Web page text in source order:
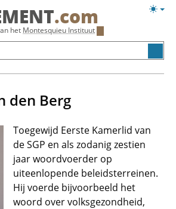
.com
het Montesquieu Instituut
den Berg
Toegewijd Eerste Kamerlid van
de SGP en als zodanig zestien
jaar woordvoerder op
uiteenlopende beleidsterreinen.
Hij voerde bijvoorbeeld het
woord over volksgezondheid,